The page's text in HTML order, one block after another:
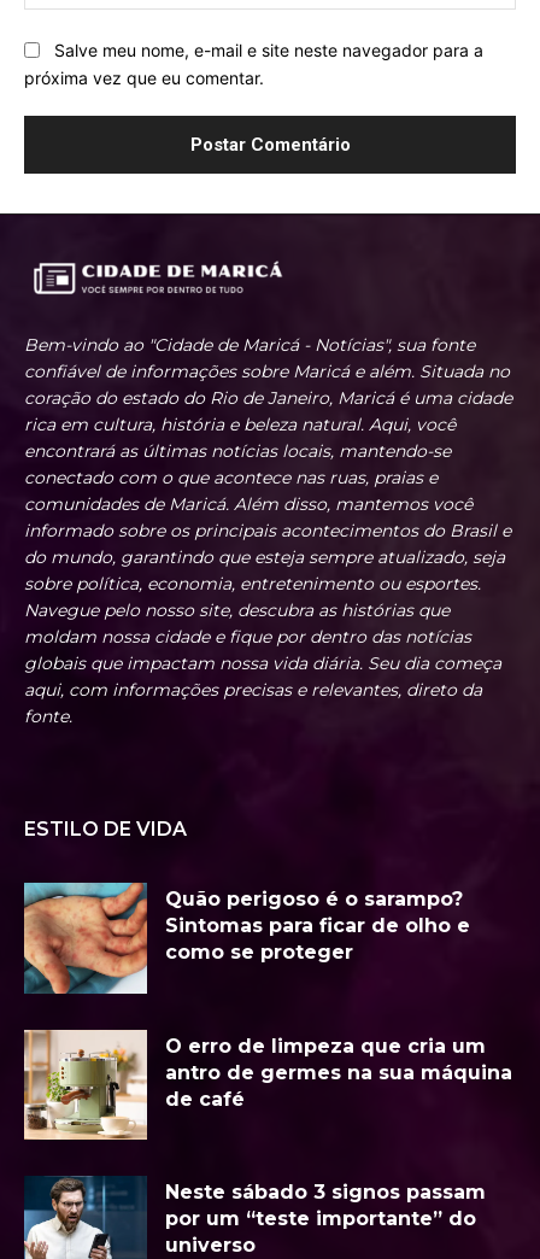
Salve meu nome, e-mail e site neste navegador para a
próxima vez que eu comentar.
Bem-vindo ao "Cidade de Maricá - Notícias", sua fonte
confiável de informações sobre Maricá e além. Situada no
coração do estado do Rio de Janeiro, Maricá é uma cidade
rica em cultura, história e beleza natural. Aqui, você
encontrará as últimas notícias locais, mantendo-se
conectado com o que acontece nas ruas, praias e
comunidades de Maricá. Além disso, mantemos você
informado sobre os principais acontecimentos do Brasil e
do mundo, garantindo que esteja sempre atualizado, seja
sobre política, economia, entretenimento ou esportes.
Navegue pelo nosso site, descubra as histórias que
moldam nossa cidade e fique por dentro das notícias
globais que impactam nossa vida diária. Seu dia começa
aqui, com informações precisas e relevantes, direto da
fonte.
ESTILO DE VIDA
Quão perigoso é o sarampo?
Sintomas para ficar de olho e
como se proteger
O erro de limpeza que cria um
antro de germes na sua máquina
de café
Neste sábado 3 signos passam
por um “teste importante” do
universo